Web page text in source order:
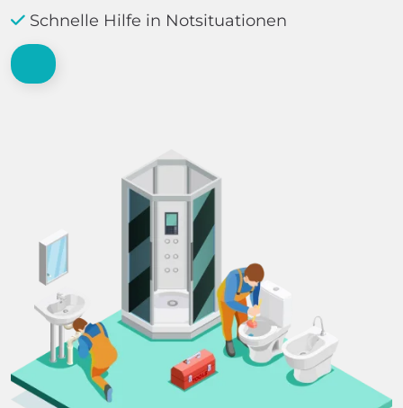
Schnelle Hilfe in Notsituationen